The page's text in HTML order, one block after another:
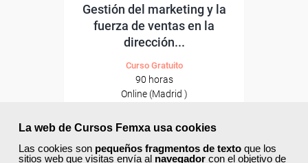
La web de Cursos Femxa usa cookies
Las cookies son pequeños fragmentos de texto que los
sitios web que visitas envía al navegador con el objetivo de
Gestión del marketing y la
fuerza de ventas en la
dirección...
Curso Gratuito
90 horas
Online (Madrid )
Ver curso